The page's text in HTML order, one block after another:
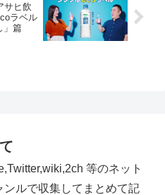
サヒ飲
ラベル
」篇
等のネット
ンルで収集してまとめて記